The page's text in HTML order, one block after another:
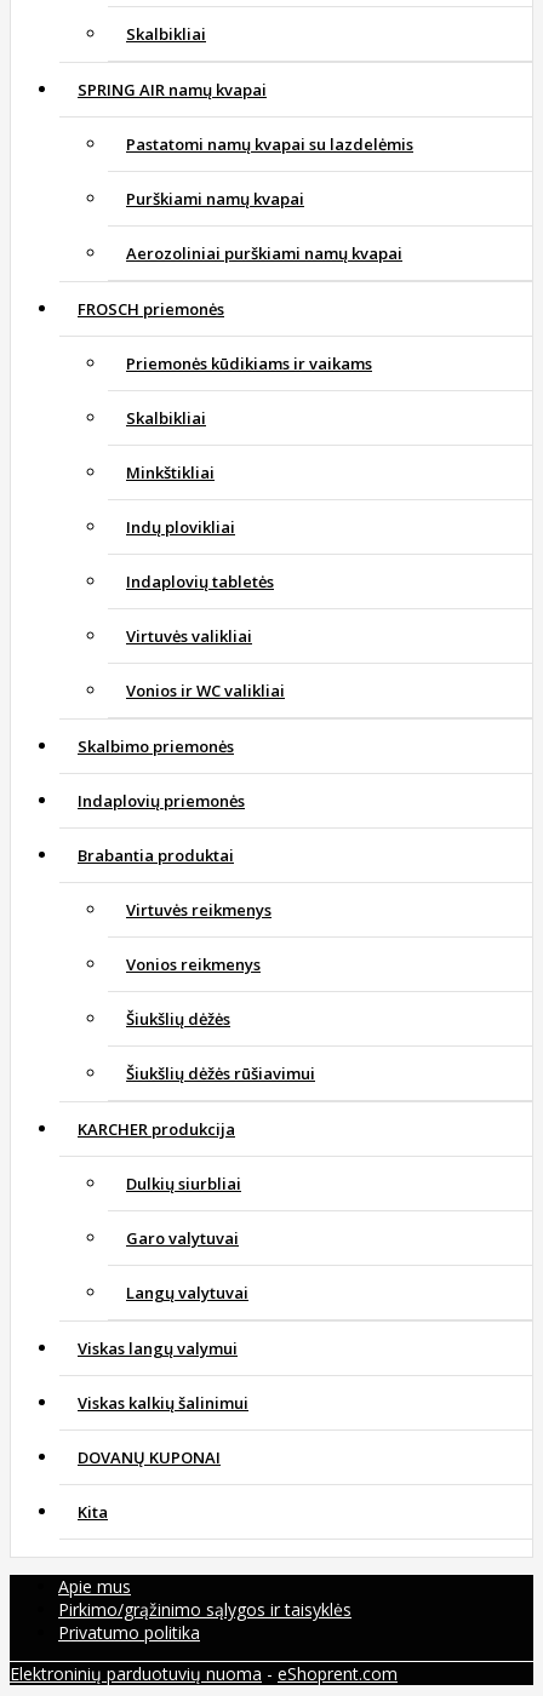
Skalbikliai
SPRING AIR namų kvapai
Pastatomi namų kvapai su lazdelėmis
Purškiami namų kvapai
Aerozoliniai purškiami namų kvapai
FROSCH priemonės
Priemonės kūdikiams ir vaikams
Skalbikliai
Minkštikliai
Indų plovikliai
Indaplovių tabletės
Virtuvės valikliai
Vonios ir WC valikliai
Skalbimo priemonės
Indaplovių priemonės
Brabantia produktai
Virtuvės reikmenys
Vonios reikmenys
Šiukšlių dėžės
Šiukšlių dėžės rūšiavimui
KARCHER produkcija
Dulkių siurbliai
Garo valytuvai
Langų valytuvai
Viskas langų valymui
Viskas kalkių šalinimui
DOVANŲ KUPONAI
Kita
Apie mus
Pirkimo/grąžinimo sąlygos ir taisyklės
Privatumo politika
Elektroninių parduotuvių nuoma - eShoprent.com